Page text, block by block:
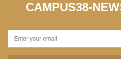
CAMPUS38-